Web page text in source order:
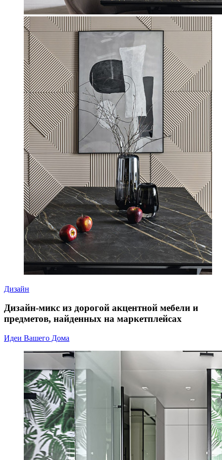
Дизайн
Дизайн-микс из дорогой акцентной мебели и
предметов, найденных на маркетплейсах
Идеи Вашего Дома